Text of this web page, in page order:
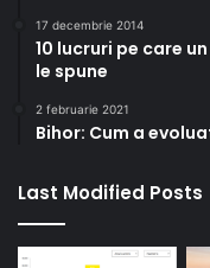
17 decembrie 2014
10 lucruri pe care
le spune
2 februarie 2021
Bihor: Cum a
Last Modified Posts